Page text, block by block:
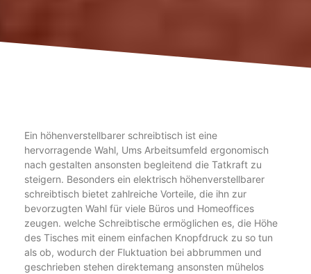
Ein höhenverstellbarer schreibtisch ist eine
hervorragende Wahl, Ums Arbeitsumfeld ergonomisch
nach gestalten ansonsten begleitend die Tatkraft zu
steigern. Besonders ein elektrisch höhenverstellbarer
schreibtisch bietet zahlreiche Vorteile, die ihn zur
bevorzugten Wahl für viele Büros und Homeoffices
zeugen. welche Schreibtische ermöglichen es, die Höhe
des Tisches mit einem einfachen Knopfdruck zu so tun
als ob, wodurch der Fluktuation bei abbrummen und
geschrieben stehen direktemang ansonsten mühelos